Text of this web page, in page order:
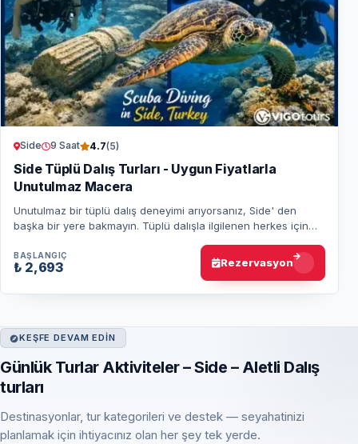
Side 9 Saat 4.7(5)
Side Tüplü Dalış Turları - Uygun Fiyatlarla
Unutulmaz Macera
Unutulmaz bir tüplü dalış deneyimi arıyorsanız, Side' den
başka bir yere bakmayın. Tüplü dalışla ilgilenen herkes için
BAŞLANGIÇ
₺ 2,693 Rezervasyon
KEŞFE DEVAM EDIN
Günlük Turlar Aktiviteler – Side – Aletli Dalış
turları
Destinasyonlar, tur kategorileri ve destek — seyahatinizi
planlamak için ihtiyacınız olan her şey tek yerde.